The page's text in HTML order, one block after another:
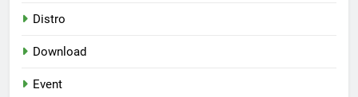
Distro
Download
Event